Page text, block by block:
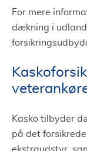
For mere
dækning i
Kasko tilbyder
på det